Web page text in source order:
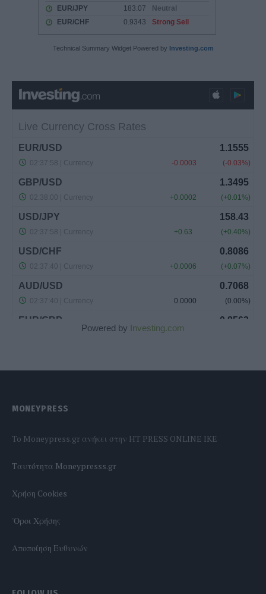
Technical Summary Widget Powered by Investing.com
Powered by Investing.com
MONEYPRESS
To Moneypress.gr ανήκει στην HT PRESS ONLINE IKE
Tαυτότητα Moneypresss.gr
Χρήση Cookies
'Οροι Χρήσης
Αποποίηση Ευθυνών